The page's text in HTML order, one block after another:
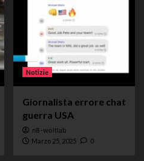
Notizie
Giornalista errore chat
guerra USA
n8-woltlab
Marzo 25, 2025 0